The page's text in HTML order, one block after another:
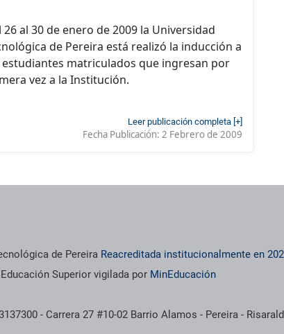
26 al 30 de enero de 2009 la Universidad
de Pereira está realizó la inducción a
estudiantes matriculados que ingresan por
vez a la Institución.
Leer publicación completa [+]
Fecha Publicación: 2 Febrero de 2009
de Pereira Reacreditada institucionalmente en
Superior vigilada por MinEducación
- Carrera 27 #10-02 Barrio Alamos - Pereira -